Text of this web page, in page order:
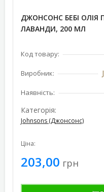
ДЖОНСОНС БЕБІ
ЛАВАНДИ, 200 МЛ
Код товару:
Виробник:
Наявність:
Категорія:
Johnsons (Джонсонс)
Ціна:
203,00 грн